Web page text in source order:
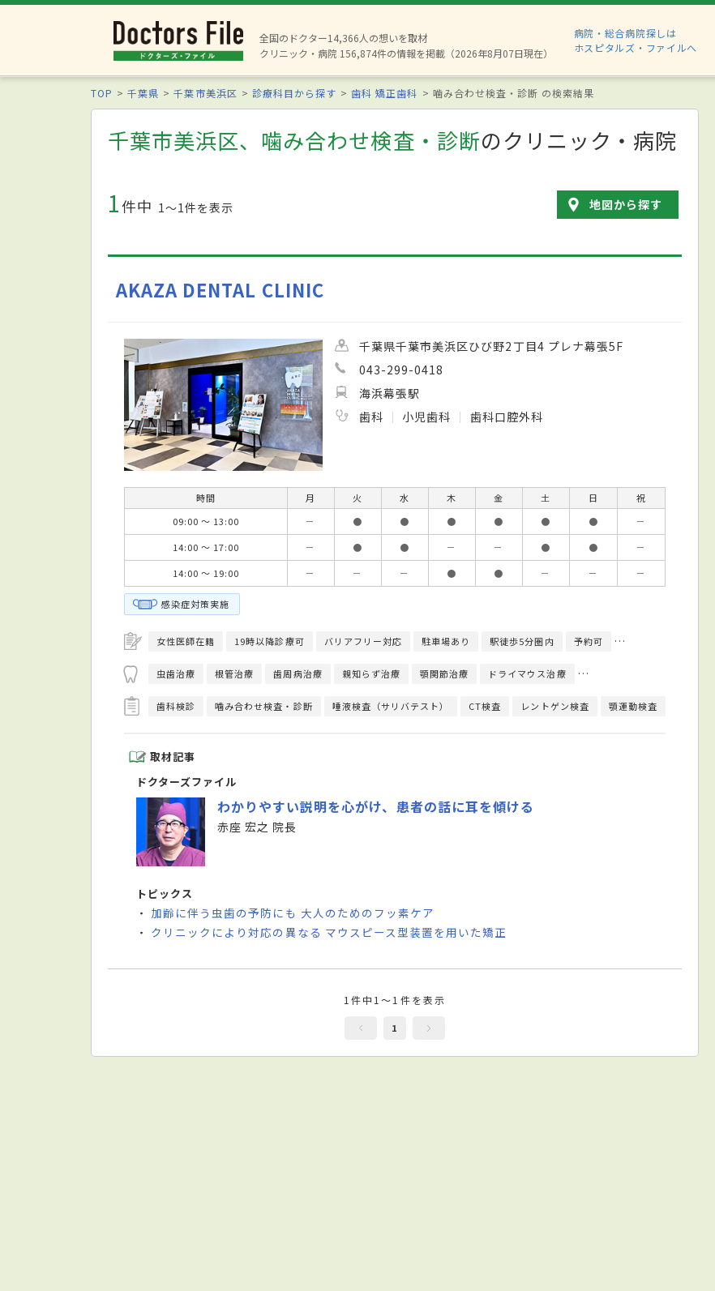
全国のドクター14,366人の想いを取材
クリニック・病院 156,874件の情報を掲載（2026年8月07日現在）
病院・総合病院探しは
ホスピタルズ・ファイルへ
TOP 千葉県 千葉市美浜区 診療科目から探す 歯科 矯正歯科 噛み合わせ検査・診断 の検索結果
千葉市美浜区、噛み合わせ検査・診断のクリニック・病院
1件中 1〜1件を表示 地図から探す
AKAZA DENTAL CLINIC
千葉県千葉市美浜区ひび野2丁目4 プレナ幕張5F
043-299-0418
海浜幕張駅
歯科
小児歯科 歯科口腔外科
時間 月 火 水 木 金 土 日
祝
09:00 ～ 13:00
－ ● ● ● ● ● ●
－
14:00 ～ 17:00
－ ● ● － － ● ●
－
14:00 ～ 19:00
－ － － ● ● － － －
感染症対策実施
女性医師在籍 19時以降診療可 バリアフリー対応 駐車場あり 駅徒歩5分圏内 予約可 クレジットカード対応
虫歯治療 根管治療 歯周病治療 親知らず治療 顎関節治療 ドライマウス治療 入れ歯／義歯治療
歯科検診 噛み合わせ検査・診断 唾液検査（サリバテスト） CT検査 レントゲン検査 顎運動検査
取材記事
ドクターズファイル
わかりやすい説明を心がけ、患者の話に耳を傾ける
赤座 宏之 院長
トピックス
・ 加齢に伴う虫歯の予防にも 大人のためのフッ素ケア
・ クリニックにより対応の異なる マウスピース型装置を用いた矯正
1件中1～1件を表示
1